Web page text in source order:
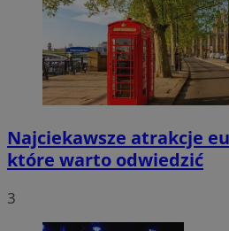
Najciekawsze atrakcje
które warto odwiedzić
3